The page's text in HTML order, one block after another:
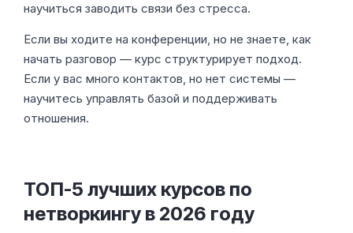
научиться заводить связи без стресса.
Если вы ходите на конференции, но не знаете, как
начать разговор — курс структурирует подход.
Если у вас много контактов, но нет системы —
научитесь управлять базой и поддерживать
отношения.
ТОП-5 лучших курсов по
нетворкингу в 2026 году